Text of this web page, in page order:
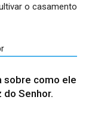
o casamento
sobre como ele
do Senhor.